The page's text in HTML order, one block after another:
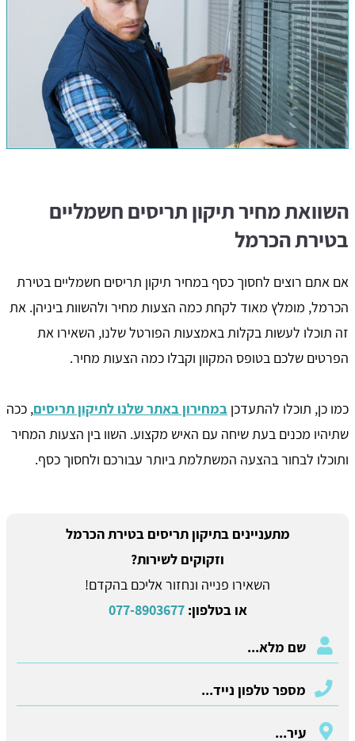
השוואת מחיר תיקון תריסים חשמליים
בטירת הכרמל
אם אתם רוצים לחסוך כסף במחיר תיקון תריסים חשמליים בטירת
הכרמל, מומלץ מאוד לקחת כמה הצעות מחיר ולהשוות ביניהן. את
זה תוכלו לעשות בקלות באמצעות הפורטל שלנו, השאירו את
הפרטים שלכם בטופס המקוון וקבלו כמה הצעות מחיר.
כמו כן, תוכלו להתעדכן במחירון באתר שלנו לתיקון תריסים, ככה
שתיהיו מכנים בעת שיחה עם האיש מקצוע. השוו בין הצעות המחיר
ותוכלו לבחור בהצעה המשתלמת ביותר עבורכם ולחסוך כסף.
מתעניינים בתיקון תריסים בטירת הכרמל
וזקוקים לשירות?
השאירו פנייה ונחזור אליכם בהקדם!
או בטלפון:077-8903677